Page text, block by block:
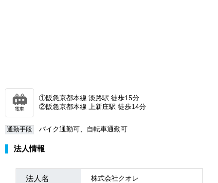
電車
①阪急京都本線 淡路駅 徒歩15分
②阪急京都本線 上新庄駅 徒歩14分
通勤手段 バイク通勤可、自転車通勤可
法人情報
法人名 株式会社クオレ